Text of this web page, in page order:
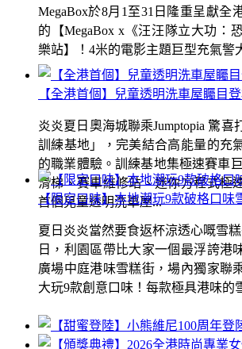
【全港首個】兒童透明洗車屋矚目
炎炎夏日奧海城聯乘Jumptopia 驚喜
訓練基地」，完美結合高能量的充
的職業體驗。訓練基地集極速賽車
滑梯、賽車維修站、迷你方程式極
首個兒童透明洗車屋...
MegaBox於8月1至31日隆重呈獻全
的【MegaBox x《汪汪隊立大功：
樂站】！4米的電影主題巨型充氣警
【限定口味】本地潮玩9款破格口味
夏日炎炎當然要食返杯涼透心嘅雪
日，利園區帶比大家一個最浮誇港
廣場中庭港味雪糕街，場內獨家聯
大玩9款創意口味！每款極具港味的